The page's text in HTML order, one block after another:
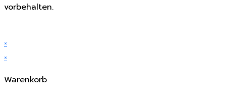
vorbehalten.
×
×
Warenkorb